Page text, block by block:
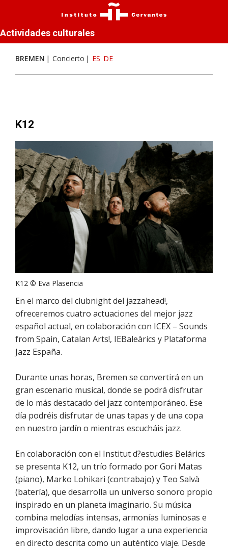
Actividades culturales
BREMEN Concierto ES DE
K12
K12 © Eva Plasencia
En el marco del clubnight del jazzahead!,
ofreceremos cuatro actuaciones del mejor jazz
español actual, en colaboración con ICEX – Sounds
from Spain, Catalan Arts!, IEBaleàrics y Plataforma
Jazz España.
Durante unas horas, Bremen se convertirá en un
gran escenario musical, donde se podrá disfrutar
de lo más destacado del jazz contemporáneo. Ese
día podréis disfrutar de unas tapas y de una copa
en nuestro jardín o mientras escucháis jazz.
En colaboración con el Institut d?estudies Belárics
se presenta K12, un trío formado por Gori Matas
(piano), Marko Lohikari (contrabajo) y Teo Salvà
(batería), que desarrolla un universo sonoro propio
inspirado en un planeta imaginario. Su música
combina melodías intensas, armonías luminosas e
improvisación libre, dando lugar a una experiencia
en directo descrita como un auténtico viaje. Desde